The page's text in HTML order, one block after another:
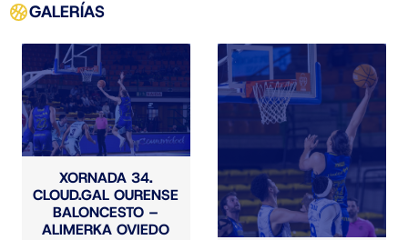
GALERÍAS
XORNADA 34.
CLOUD.GAL OURENSE
BALONCESTO –
ALIMERKA OVIEDO